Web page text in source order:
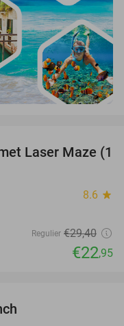
22%
Laser Maze (1
8.6 star
Regulier €29,40
€22,95